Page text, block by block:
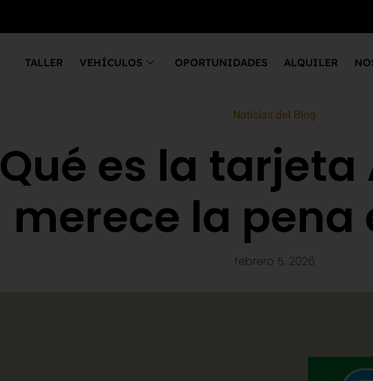
TALLER VEHÍCULOS OPORTUNIDADES ALQUILER
Noticias del Blog
Qué es la tarjeta
merece la pena
febrero 5, 2026